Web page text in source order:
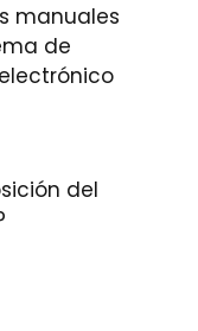
manuales
de
del